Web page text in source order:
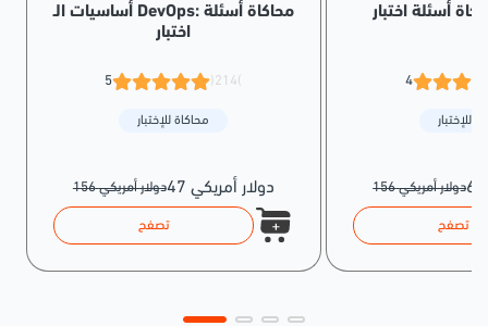
أساسيات الـ DevOps: محاكاة أسئلة
اختبار
5 (214)
محاكاة للإختبار
156 دولار أمريكي 47 دولار أمريكي
تصفح
4
للإختبار
156 دولار أمريكي
تصفح